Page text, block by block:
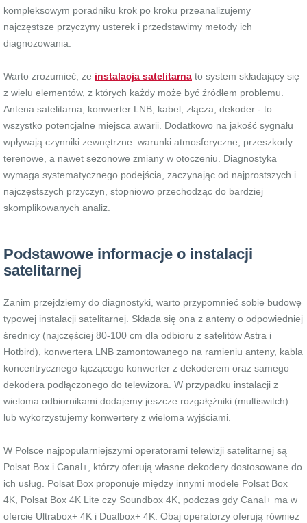
kompleksowym poradniku krok po kroku przeanalizujemy
najczęstsze przyczyny usterek i przedstawimy metody ich
diagnozowania.
Warto zrozumieć, że instalacja satelitarna to system składający się
z wielu elementów, z których każdy może być źródłem problemu.
Antena satelitarna, konwerter LNB, kabel, złącza, dekoder - to
wszystko potencjalne miejsca awarii. Dodatkowo na jakość sygnału
wpływają czynniki zewnętrzne: warunki atmosferyczne, przeszkody
terenowe, a nawet sezonowe zmiany w otoczeniu. Diagnostyka
wymaga systematycznego podejścia, zaczynając od najprostszych i
najczęstszych przyczyn, stopniowo przechodząc do bardziej
skomplikowanych analiz.
Podstawowe informacje o instalacji
satelitarnej
Zanim przejdziemy do diagnostyki, warto przypomnieć sobie budowę
typowej instalacji satelitarnej. Składa się ona z anteny o odpowiedniej
średnicy (najczęściej 80-100 cm dla odbioru z satelitów Astra i
Hotbird), konwertera LNB zamontowanego na ramieniu anteny, kabla
koncentrycznego łączącego konwerter z dekoderem oraz samego
dekodera podłączonego do telewizora. W przypadku instalacji z
wieloma odbiornikami dodajemy jeszcze rozgałęźniki (multiswitch)
lub wykorzystujemy konwertery z wieloma wyjściami.
W Polsce najpopularniejszymi operatorami telewizji satelitarnej są
Polsat Box i Canal+, którzy oferują własne dekodery dostosowane do
ich usług. Polsat Box proponuje między innymi modele Polsat Box
4K, Polsat Box 4K Lite czy Soundbox 4K, podczas gdy Canal+ ma w
ofercie Ultrabox+ 4K i Dualbox+ 4K. Obaj operatorzy oferują również